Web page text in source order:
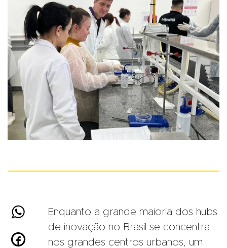


Enquanto a grande maioria dos hubs
de inovação no Brasil se concentra
nos grandes centros urbanos, um